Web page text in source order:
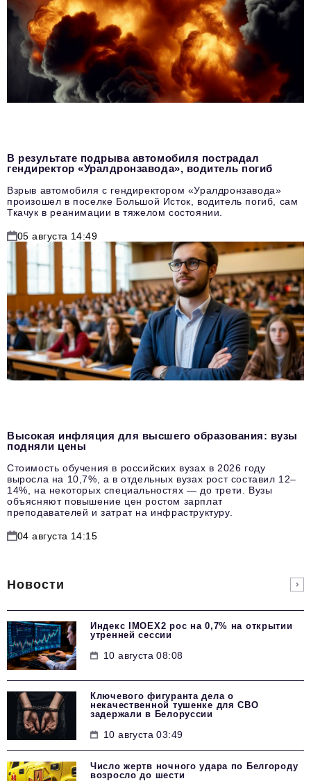
В результате подрыва автомобиля пострадал
гендиректор «Уралдронзавода», водитель погиб
Взрыв автомобиля с гендиректором «Уралдронзавода»
произошел в поселке Большой Исток, водитель погиб, сам
Ткачук в реанимации в тяжелом состоянии.
05 августа 14:49
Высокая инфляция для высшего образования: вузы
подняли цены
Стоимость обучения в российских вузах в 2026 году
выросла на 10,7%, а в отдельных вузах рост составил 12–
14%, на некоторых специальностях — до трети. Вузы
объясняют повышение цен ростом зарплат
преподавателей и затрат на инфраструктуру.
04 августа 14:15
Новости
Индекс IMOEX2 рос на 0,7% на открытии
утренней сессии
10 августа 08:08
Ключевого фигуранта дела о
некачественной тушенке для СВО
задержали в Белоруссии
10 августа 03:49
Число жертв ночного удара по Белгороду
возросло до шести